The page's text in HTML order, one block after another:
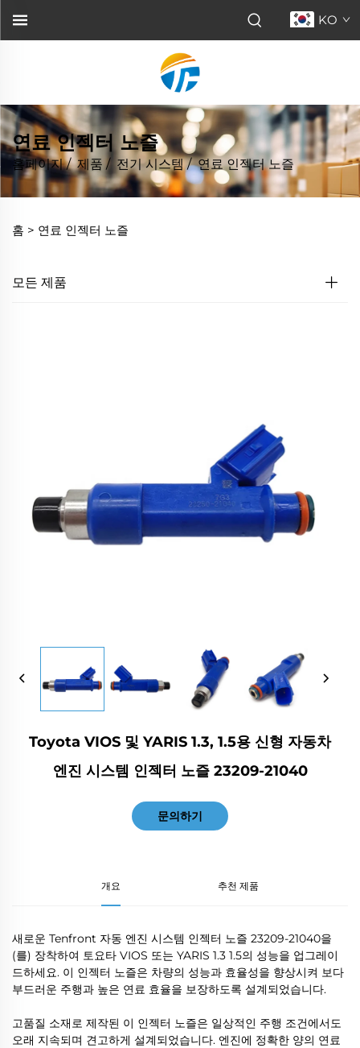
KO
연료 인젝터 노즐
홈페이지/제품 / 전기 시스템/연료 인젝터 노즐
홈 > 연료 인젝터 노즐
모든 제품
Toyota VIOS 및 YARIS 1.3, 1.5용 신형 자동차
엔진 시스템 인젝터 노즐 23209-21040
문의하기
개요 추천 제품
새로운 Tenfront 자동 엔진 시스템 인젝터 노즐 23209-21040을
(를) 장착하여 토요타 VIOS 또는 YARIS 1.3 1.5의 성능을 업그레이
드하세요. 이 인젝터 노즐은 차량의 성능과 효율성을 향상시켜 보다
부드러운 주행과 높은 연료 효율을 보장하도록 설계되었습니다.
고품질 소재로 제작된 이 인젝터 노즐은 일상적인 주행 조건에서도
오래 지속되며 견고하게 설계되었습니다. 엔진에 정확한 양의 연료